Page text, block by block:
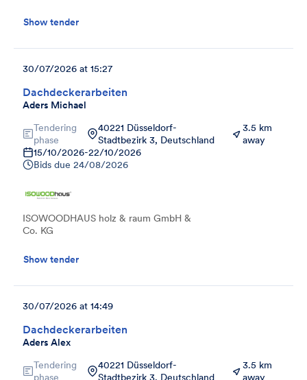
Show tender
Dachdeckerarbeiten
Aders Michael
30/07/2026 at 15:27
Tendering
phase
40221 Düsseldorf-
Stadtbezirk 3, Deutschland
3.5 km
away
15/10/2026-22/10/2026
Bids due 24/08/2026
ISOWOODHAUS holz & raum GmbH &
Co. KG
Show tender
Dachdeckerarbeiten
Aders Alex
30/07/2026 at 14:49
Tendering
phase
40221 Düsseldorf-
Stadtbezirk 3, Deutschland
3.5 km
away